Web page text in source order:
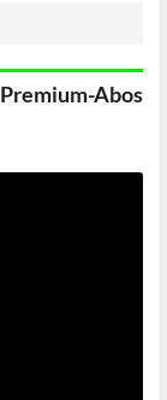
Abos